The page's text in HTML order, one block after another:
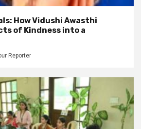
How Vidushi Awasthi
of Kindness into a
Reporter